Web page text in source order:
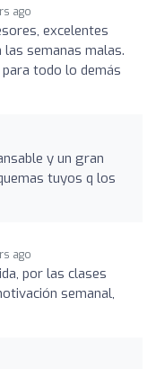
ago
excelentes
semanas malas.
todo lo demás
y un gran
tuyos q los
ago
por las clases
semanal,